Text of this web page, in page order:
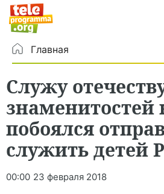
Главная
Служу
знаменитостей
побоялся
служить детей
00:00 23 февраля 2018